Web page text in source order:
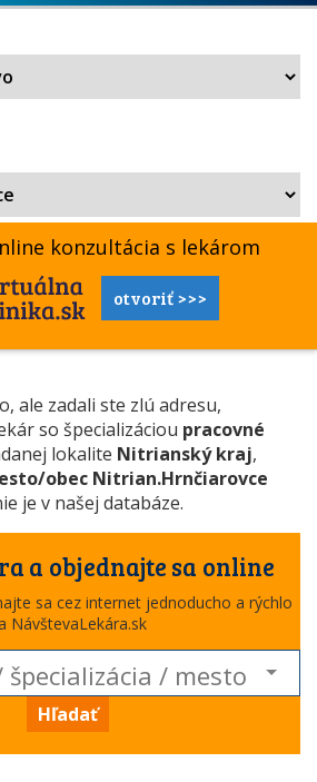
konzultácia s lekárom
otvoriť >>>
ale zadali ste zlú adresu,
so špecializáciou pracovné
lokalite Nitrianský kraj,
obec Nitrian.Hrnčiarovce
je v našej databáze.
a objednajte sa online
sa cez internet jednoducho a rýchlo
NávštevaLekára.sk
Hľadať